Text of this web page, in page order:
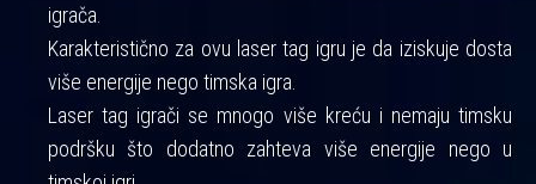
igrača.
Karakteristično za ovu laser tag igru je da iziskuje dosta
više energije nego timska igra.
Laser tag igrači se mnogo više kreću i nemaju timsku
podršku što dodatno zahteva više energije nego u